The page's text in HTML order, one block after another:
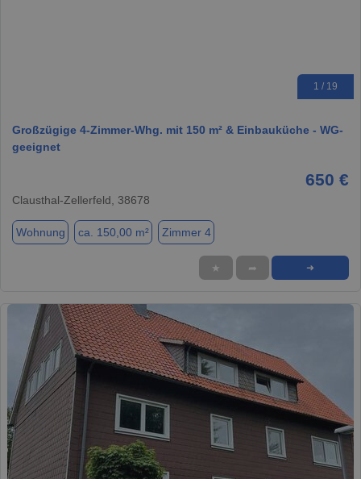
1 / 19
Großzügige 4-Zimmer-Whg. mit 150 m² & Einbauküche - WG-
geeignet
650 €
Clausthal-Zellerfeld, 38678
Wohnung ca. 150,00 m² Zimmer 4
★ ➦ ➜